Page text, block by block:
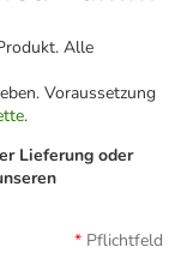
Alle
Voraussetzung
.
Lieferung oder
Pflichtfeld